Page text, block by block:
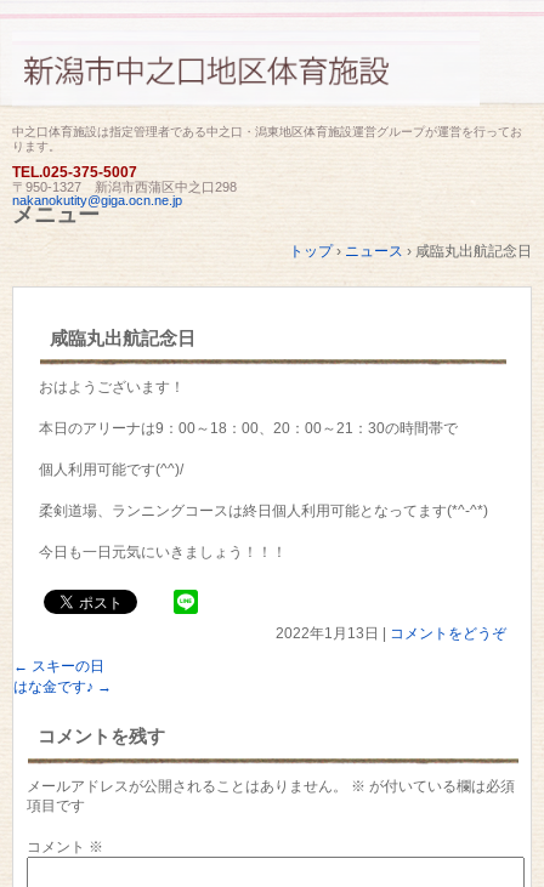
中之口体育施設は指定管理者である中之口・潟東地区体育施設運営グループが運営を行ってお
ります。
TEL.025-375-5007
〒950-1327 新潟市西蒲区中之口298
nakanokutity@giga.ocn.ne.jp
メニュー
トップ › ニュース › 咸臨丸出航記念日
咸臨丸出航記念日
おはようございます！
本日のアリーナは9：00～18：00、20：00～21：30の時間帯で
個人利用可能です(^^)/
柔剣道場、ランニングコースは終日個人利用可能となってます(*^-^*)
今日も一日元気にいきましょう！！！
2022年1月13日
コメントをどうぞ
← スキーの日
はな金です♪ →
コメントを残す
メールアドレスが公開されることはありません。 ※ が付いている欄は必須
項目です
コメント ※